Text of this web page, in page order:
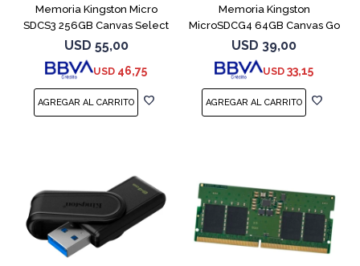
Memoria Kingston Micro
SDCS3 256GB Canvas Select
Plus
USD 55,00
USD 46,75
Memoria Kingston
MicroSDCG4 64GB Canvas Go
Plus V30
USD 39,00
USD 33,15